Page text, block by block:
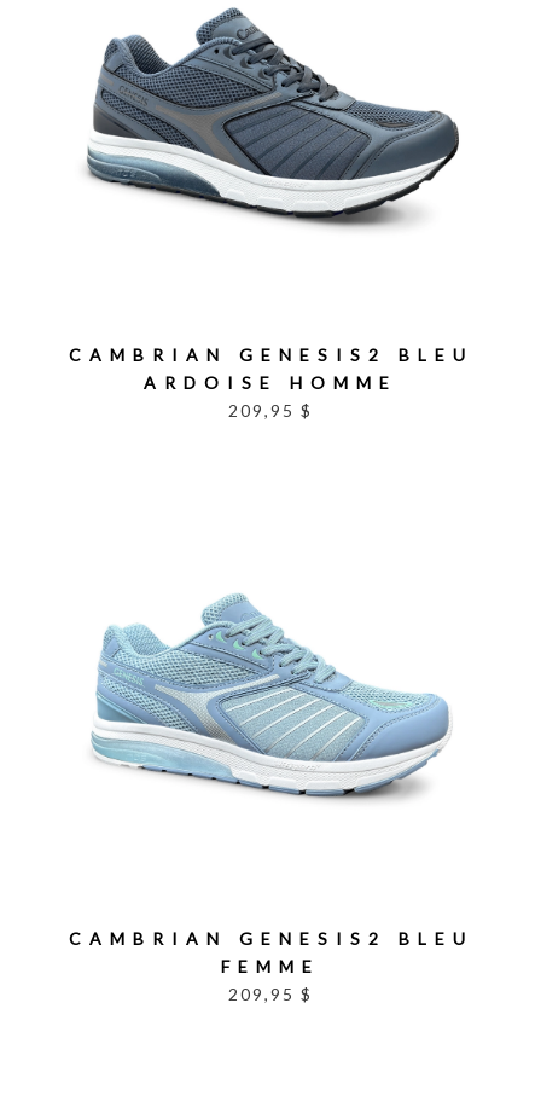
CAMBRIAN GENESIS2 BLEU
ARDOISE HOMME
209,95 $
CAMBRIAN GENESIS2 BLEU
FEMME
209,95 $